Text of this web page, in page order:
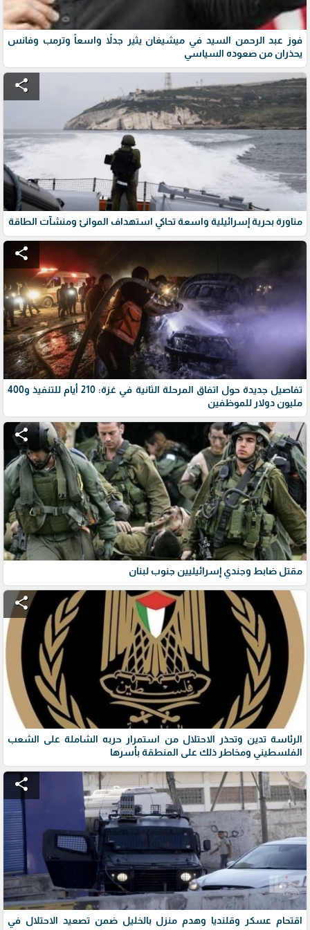
فوز عبد الرحمن السيد في ميشيغان يثير جدلاً واسعاً وترمب وفانس
يحذران من صعوده السياسي
share
مناورة بحرية إسرائيلية واسعة تحاكي استهداف الموانئ ومنشآت الطاقة
share
تفاصيل جديدة حول اتفاق المرحلة الثانية في غزة: 210 أيام للتنفيذ و400
مليون دولار للموظفين
share
مقتل ضابط وجندي إسرائيليين جنوب لبنان
share
الرئاسة تدين وتحذر الاحتلال من استمرار حربه الشاملة على الشعب
الفلسطيني ومخاطر ذلك على المنطقة بأسرها
share
اقتحام عسكر وقلنديا وهدم منزل بالخليل ضمن تصعيد الاحتلال في